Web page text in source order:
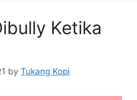
Ketika
by Tukang Kopi